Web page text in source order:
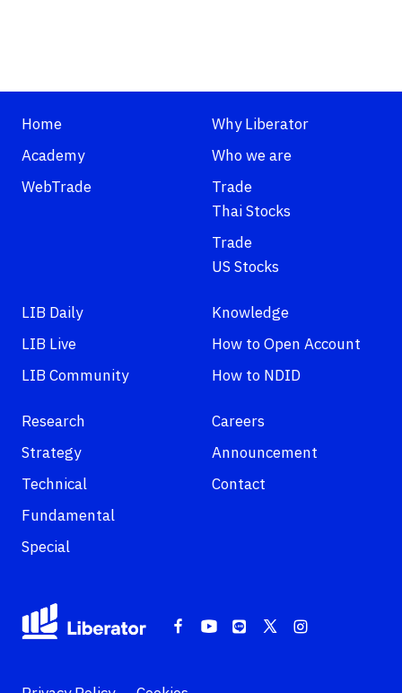
Home
Academy
WebTrade
Why Liberator
Who we are
Trade
Thai Stocks
Trade
US Stocks
LIB Daily
LIB Live
LIB Community
Knowledge
How to Open Account
How to NDID
Research
Strategy
Technical
Fundamental
Special
Careers
Announcement
Contact